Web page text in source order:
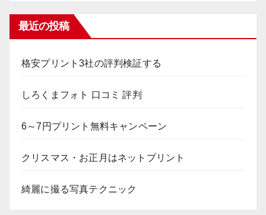
最近の投稿
格安プリント3社の評判検証する
しろくまフォト 口コミ 評判
6～7円プリント無料キャンペーン
クリスマス・お正月はネットプリント
綺麗に撮る写真テクニック